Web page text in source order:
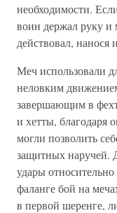
необходимости.
воин держал руку
действовал, нанося
Меч использовали
неловким
завершающим в
и хетты, благодаря
могли позволить
защитных наручей.
удары
фаланге бой на
в первой шеренге,